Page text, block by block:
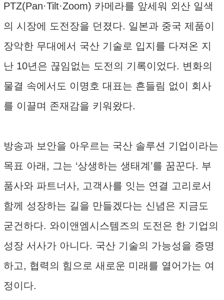
PTZ(Pan·Tilt·Zoom) 카메라를 앞세워 외산 일색
의 시장에 도전장을 던졌다. 일본과 중국 제품이
장악한 무대에서 국산 기술로 입지를 다져온 지
난 10년은 끊임없는 도전의 기록이었다. 변화의
물결 속에서도 이명호 대표는 흔들림 없이 회사
를 이끌며 존재감을 키워왔다.
방송과 보안을 아우르는 국산 솔루션 기업이라는
목표 아래, 그는 ‘상생하는 생태계’를 꿈꾼다. 부
품사와 파트너사, 고객사를 잇는 연결 고리로서
함께 성장하는 길을 만들겠다는 신념은 지금도
굳건하다. 와이앤엠시스템즈의 도전은 한 기업의
성장 서사가 아니다. 국산 기술의 가능성을 증명
하고, 협력의 힘으로 새로운 미래를 열어가는 여
정이다.